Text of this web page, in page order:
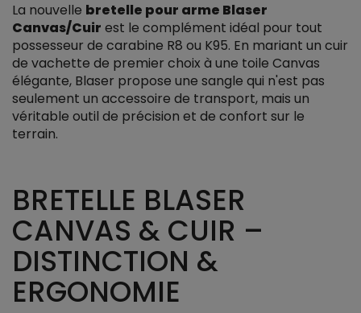
La nouvelle bretelle pour arme Blaser
Canvas/Cuir est le complément idéal pour tout
possesseur de carabine R8 ou K95. En mariant un cuir
de vachette de premier choix à une toile Canvas
élégante, Blaser propose une sangle qui n'est pas
seulement un accessoire de transport, mais un
véritable outil de précision et de confort sur le
terrain.
BRETELLE BLASER
CANVAS & CUIR –
DISTINCTION &
ERGONOMIE